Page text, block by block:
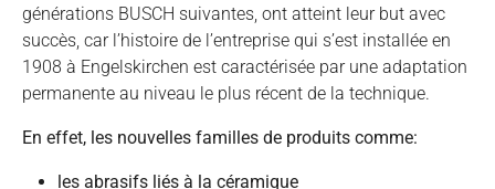
générations BUSCH suivantes, ont atteint leur but avec
succès, car l’histoire de l’entreprise qui s’est installée en
1908 à Engelskirchen est caractérisée par une adaptation
permanente au niveau le plus récent de la technique.
En effet, les nouvelles familles de produits comme:
les abrasifs liés à la céramique